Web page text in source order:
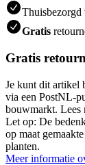
Thuisbezorgd
Gratis
Gratis
Je kunt dit artikel
via een PostNL-
bouwmarkt. Lees
Let op: De
op maat
planten.
Meer informatie